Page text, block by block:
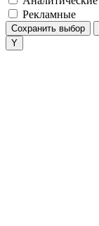
Рекламные
Сохранить выбор